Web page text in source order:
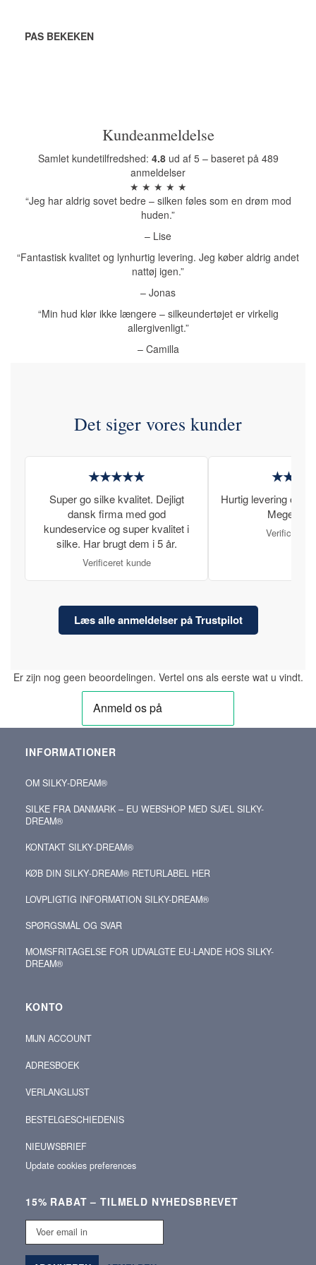
PAS BEKEKEN
Kundeanmeldelse
Samlet kundetilfredshed: 4.8ud af 5 – baseret på 489
anmeldelser
★ ★ ★ ★ ★
“Jeg har aldrig sovet bedre – silken føles som en drøm mod
huden.”
– Lise
“Fantastisk kvalitet og lynhurtig levering. Jeg køber aldrig andet
nattøj igen.”
– Jonas
“Min hud klør ikke længere – silkeundertøjet er virkelig
allergivenligt.”
– Camilla
Det siger vores kunder
★★★★★
Super go silke kvalitet. Dejligt
dansk firma med god
kundeservice og super kvalitet i
silke. Har brugt dem i 5 år.
Verificeret kunde
Hurtig levering og
Meget
Verificeret
Læs alle anmeldelser på Trustpilot
Er zijn nog geen beoordelingen. Vertel ons als eerste wat u vindt.
INFORMATIONER
OM SILKY‑DREAM®
SILKE FRA DANMARK – EU WEBSHOP MED SJÆL SILKY-
DREAM®
KONTAKT SILKY‑DREAM®
KØB DIN SILKY‑DREAM® RETURLABEL HER
LOVPLIGTIG INFORMATION SILKY-DREAM®
SPØRGSMÅL OG SVAR
MOMSFRITAGELSE FOR UDVALGTE EU-LANDE HOS SILKY-
DREAM®
KONTO
MIJN ACCOUNT
ADRESBOEK
VERLANGLIJST
BESTELGESCHIEDENIS
NIEUWSBRIEF
Update cookies preferences
15% RABAT – TILMELD NYHEDSBREVET
Voer
email
in